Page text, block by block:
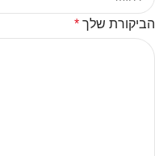
הביקורת שלך *